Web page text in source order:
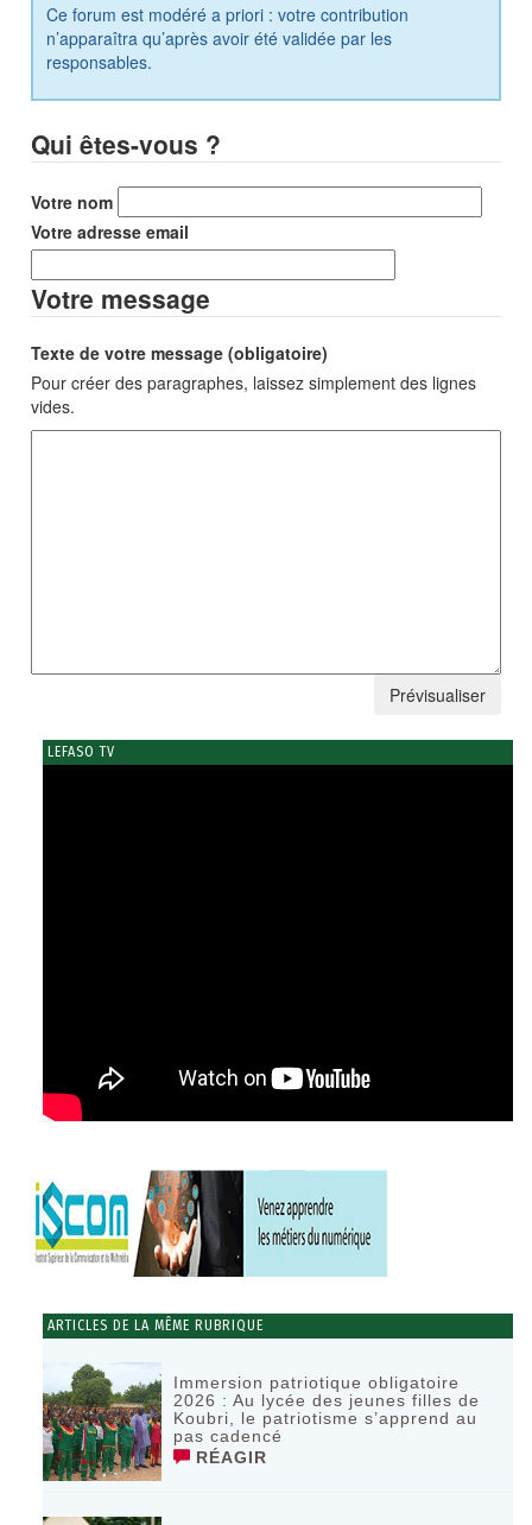
Ce forum est modéré a priori : votre contribution
n’apparaîtra qu’après avoir été validée par les
responsables.
Qui êtes-vous ?
Votre nom
Votre adresse email
Votre message
Texte de votre message (obligatoire)
Pour créer des paragraphes, laissez simplement des lignes
vides.
LEFASO TV
ARTICLES DE LA MÊME RUBRIQUE
Immersion patriotique obligatoire
2026 : Au lycée des jeunes filles de
Koubri, le patriotisme s’apprend au
pas cadencé
RÉAGIR